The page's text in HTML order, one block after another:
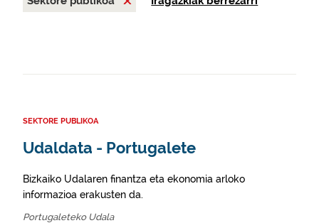
SEKTORE PUBLIKOA
Udaldata - Portugalete
Bizkaiko Udalaren finantza eta ekonomia arloko
informazioa erakusten da.
Portugaleteko Udala